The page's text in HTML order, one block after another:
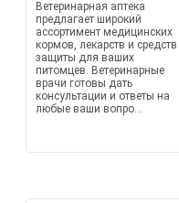
Ветеринарная аптека
предлагает широкий
ассортимент медицинских
кормов, лекарств и средств
защиты для ваших
питомцев. Ветеринарные
врачи готовы дать
консультации и ответы на
любые ваши вопро...